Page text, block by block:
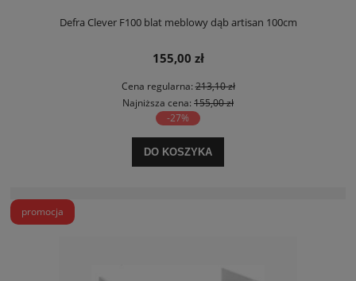
Defra Clever F100 blat meblowy dąb artisan 100cm
155,00 zł
Cena regularna:213,10 zł
Najniższa cena: 155,00 zł
-27%
DO KOSZYKA
promocja